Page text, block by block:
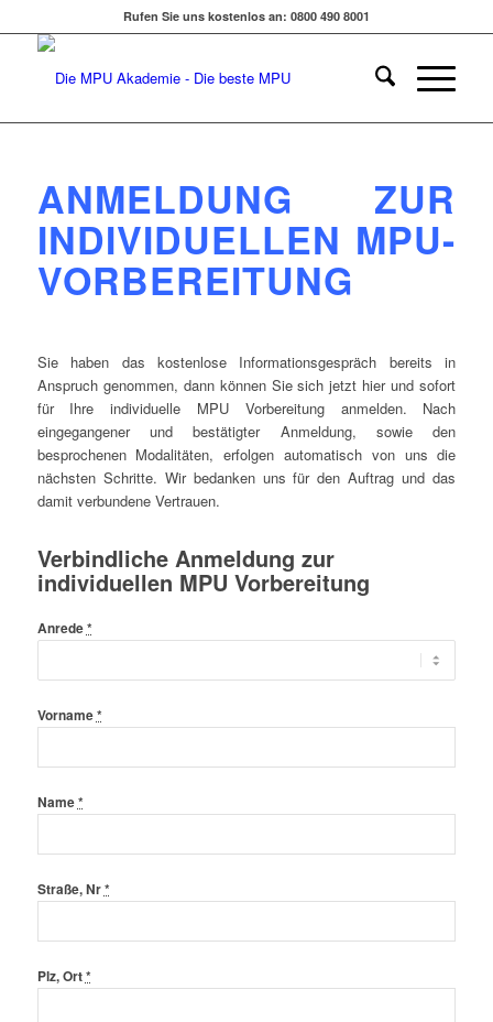
Rufen Sie uns kostenlos an: 0800 490 8001
ANMELDUNG ZUR
INDIVIDUELLEN MPU-
VORBEREITUNG
Sie haben das kostenlose Informationsgespräch bereits in
Anspruch genommen, dann können Sie sich jetzt hier und sofort
für Ihre individuelle MPU Vorbereitung anmelden. Nach
eingegangener und bestätigter Anmeldung, sowie den
besprochenen Modalitäten, erfolgen automatisch von uns die
nächsten Schritte. Wir bedanken uns für den Auftrag und das
damit verbundene Vertrauen.
Verbindliche Anmeldung zur
individuellen MPU Vorbereitung
Anrede*
Vorname*
Name*
Straße, Nr*
Plz, Ort*